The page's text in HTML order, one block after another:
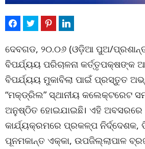
ଦେବଗଡ, ୨୦.୦୬ (ଓଡ଼ିଆ ପୁଅ/
ବିପର୍ଯ୍ୟୟ ପରିଚାଳନା କର୍ତ୍ତୃପକ୍ଷଙ୍କ
ବିପର୍ଯ୍ୟୟ ମୁକାବିଲା ପାଇଁ ପ୍ରସ୍ତୁତ
“ମକ୍ଡ୍ରିଲ” ସ୍ଥାନୀୟ କଲେକ୍ଟରେଟ
ଅନୁଷ୍ଠିତ ହୋଇଯାଇଛି। ଏହି
କାର୍ଯ୍ୟକ୍ରମରେ ପ୍ରକଳ୍ପ
ପୂନମକାନ୍ତ ଏକ୍କା, ଉପଜିଲ୍ଲାପାଳ